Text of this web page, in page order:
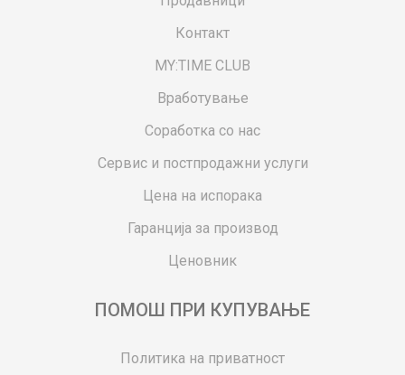
Контакт
MY:TIME CLUB
Вработување
Соработка со нас
Сервис и постпродажни услуги
Цена на испорака
Гаранција за производ
Ценовник
ПОМОШ ПРИ КУПУВАЊЕ
Политика на приватност